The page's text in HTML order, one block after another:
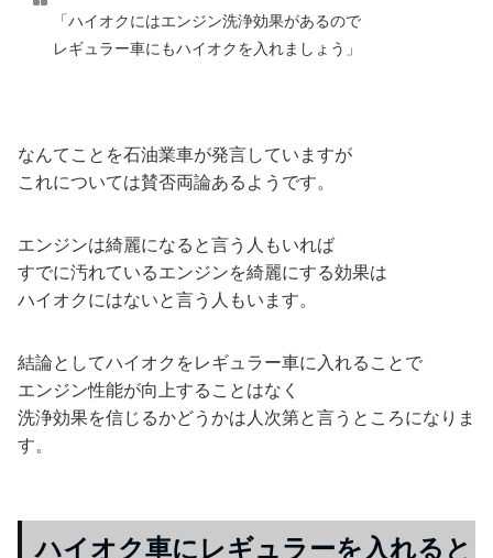
「ハイオクにはエンジン洗浄効果があるので
レギュラー車にもハイオクを入れましょう」
なんてことを石油業車が発言していますが
これについては賛否両論あるようです。
エンジンは綺麗になると言う人もいれば
すでに汚れているエンジンを綺麗にする効果は
ハイオクにはないと言う人もいます。
結論としてハイオクをレギュラー車に入れることで
エンジン性能が向上することはなく
洗浄効果を信じるかどうかは人次第と言うところになりま
す。
ハイオク車にレギュラーを入れると